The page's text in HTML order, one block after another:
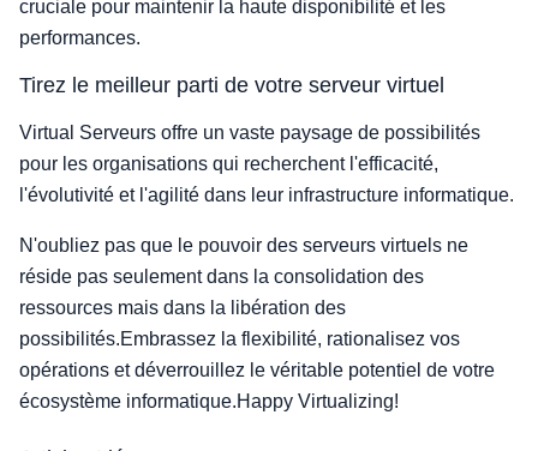
cruciale pour maintenir la haute disponibilité et les
performances.
Tirez le meilleur parti de votre serveur virtuel
Virtual Serveurs offre un vaste paysage de possibilités
pour les organisations qui recherchent l'efficacité,
l'évolutivité et l'agilité dans leur infrastructure informatique.
N'oubliez pas que le pouvoir des serveurs virtuels ne
réside pas seulement dans la consolidation des
ressources mais dans la libération des
possibilités.Embrassez la flexibilité, rationalisez vos
opérations et déverrouillez le véritable potentiel de votre
écosystème informatique.Happy Virtualizing!